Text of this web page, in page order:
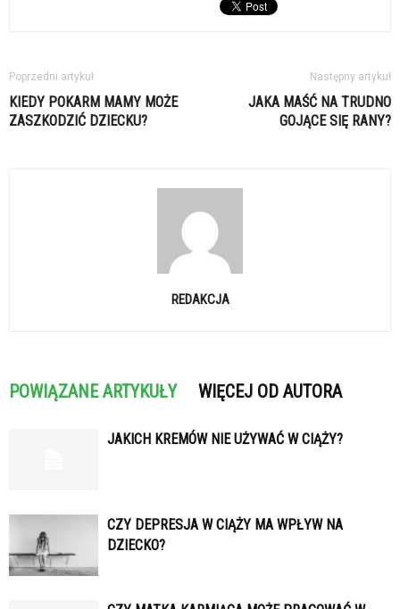
Poprzedni artykuł
KIEDY POKARM MAMY MOŻE
ZASZKODZIĆ DZIECKU?
Następny artykuł
JAKA MAŚĆ NA TRUDNO
GOJĄCE SIĘ RANY?
REDAKCJA
POWIĄZANE ARTYKUŁY WIĘCEJ OD AUTORA
JAKICH KREMÓW NIE UŻYWAĆ W CIĄŻY?
CZY DEPRESJA W CIĄŻY MA WPŁYW NA
DZIECKO?